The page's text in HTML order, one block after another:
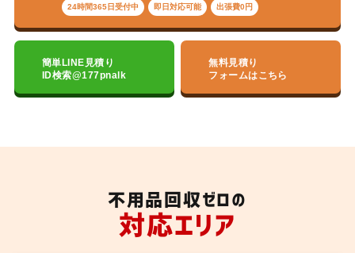
24時間365日受付中 即日対応可能 出張費0円
簡単LINE見積り
ID検索@177pnalk
無料見積り
フォームはこちら
不用品回収ゼロの
対応エリア